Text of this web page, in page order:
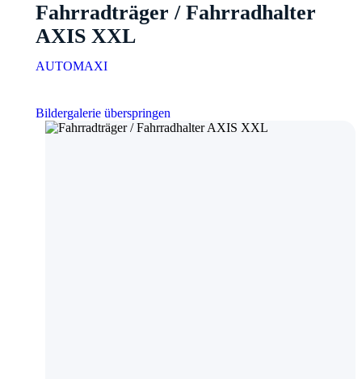
Fahrradträger / Fahrradhalter
AXIS XXL
AUTOMAXI
Bildergalerie überspringen